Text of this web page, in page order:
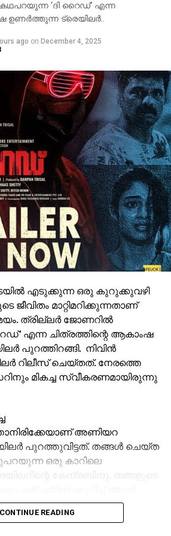
‘ദി റൈഡ്’ എന്ന
ഉണര്‍ത്തുന്ന ട്രെയിലര്‍..
ago on December 4, 2025
എടുക്കുന്ന ഒരു കുറുക്കുവഴി
മാറ്റിമറിക്കുന്നതാണ്
ത്രില്ലര്‍ ജോണറില്‍
എന്ന ചിത്രത്തിന്റെ ആകാംഷ
പുറത്തിറങ്ങി. നിവിന്‍
റിലീസ് ചെയ്തത്. നേരത്തെ
മികച്ച സ്വീകരണമായിരുന്നു
അണിയറ
പുറത്തുവിട്ടത്. തങ്ങള്‍ ചെയ്ത
ഒരു കാറിലെ
കേന്ദ്രബിന്ദു. തങ്ങളുടെ
തുറന്നു പറയുന്ന
നിറയുന്നത്.
CONTINUE READING